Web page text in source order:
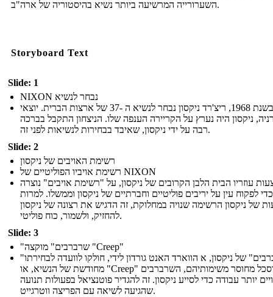
השערורייה המרשיעה ביותר נשיא בהיסטוריה של ארה"ב.
Storyboard Text
Slide: 1
NIXON נבחר לנשיא
בשנת 1968, ריצ'רד ניקסון נבחר לנשיא ה -37 של ארצות הברית. יוצאי
ניקסון היה נערץ על הקריירה הענפה שלו. הניצחון התקבל בברכה
רבה על ידי ניקסון, שאיבד בבחירות לנשיאות לפני זה.
Slide: 2
רשימת האויבים של ניקסון
רשימת אויביו הפוליטיים של NIXON
עוזריו הבית הלבן הקרובים של ניקסון, על "רשימת אויבים" נוצרה
כדי לפקוח עין על יריבים פוליטיים וחברתיים של ניקסון וממשלו. למרות
של ניקסון הרשימה שנויה במחלוקת, זה הדגיש את רצונה של ניקסון
להחזיק, ולשמור, כוח פוליטי.
Slide: 3
"שרברבים" מוקצה "Creep"
"השרברבים" של ניקסון, א הווארד האנט גורדון לידי, חולקו לוועדה לבחירתו
מחודשת של הנשיא, או "Creep" מתוסכל מחוסר משימותיהם, השרברבים
יותר עבודה כדי לסייע ניקסון. זה להגדיר פוטנציאל בפעולות תנועה
שהגיעה לשיאה עם הפריצה ווטרגייט.